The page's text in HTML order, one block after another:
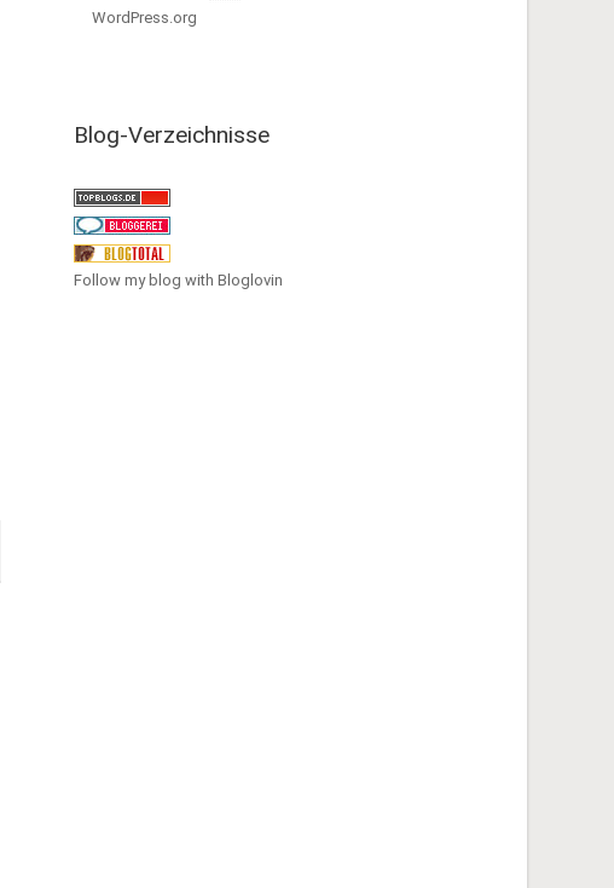
WordPress.org
Blog-Verzeichnisse
Follow my blog with Bloglovin